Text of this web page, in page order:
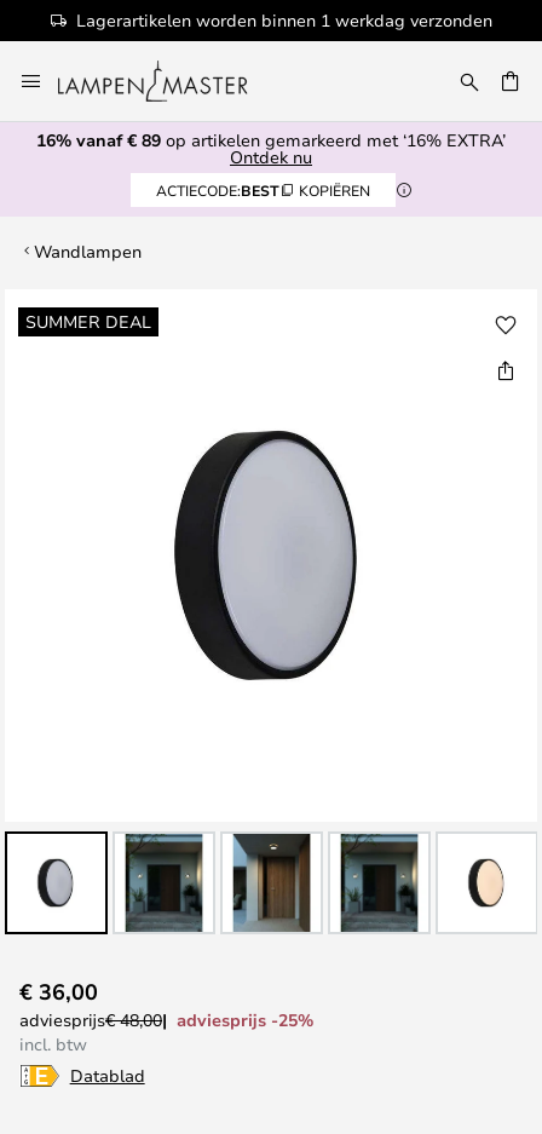
Lagerartikelen worden binnen 1 werkdag verzonden
naar
de
inhoud
16% vanaf € 89 op artikelen gemarkeerd met ‘16% EXTRA’
Ontdek nu
ACTIECODE:BEST KOPIËREN
Wandlampen
SUMMER DEAL
Ga
naar
naar
het
begin
van
€ 36,00
adviesprijs€ 48,00
adviesprijs -25%
incl. btw
Datablad